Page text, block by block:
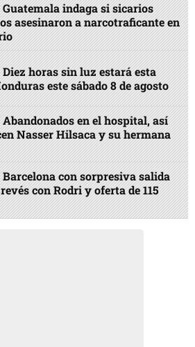
Guatemala indaga si sicarios
asesinaron a narcotraficante en
Diez horas sin luz estará esta
este sábado 8 de agosto
Abandonados en el hospital, así
Nasser Hilsaca y su hermana
Barcelona con sorpresiva salida
con Rodri y oferta de 115